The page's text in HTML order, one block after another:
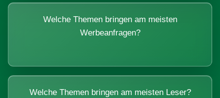
Welche Themen bringen am meisten
Werbeanfragen?
Welche Themen bringen am meisten Leser?